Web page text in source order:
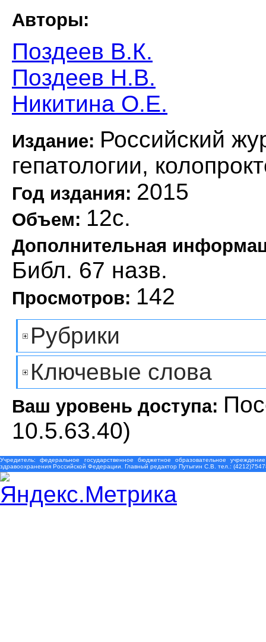
Авторы:
Поздеев В.К.
Поздеев Н.В.
Никитина О.Е.
Издание: Российский
гепатологии,
Год издания: 2015
Объем: 12с.
Дополнительная
Библ. 67 назв.
Просмотров: 142
Рубрики
Ключевые слова
Ваш уровень доступа:
10.5.63.40)
Учредитель: федеральное государственное бюджетное образовательное
здравоохранения Российской Федерации. Главный редактор Путыгин С.В. тел.: